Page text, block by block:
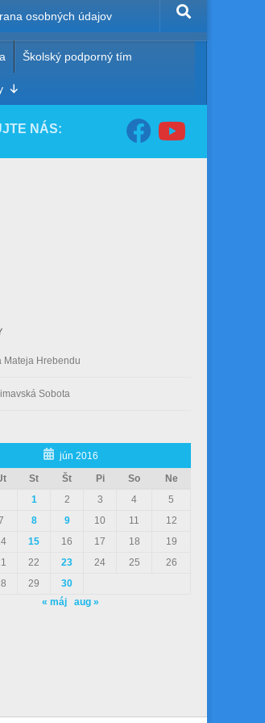
osobných údajov
Školský podporný tím
NÁS:
Mateja Hrebendu
Sobota
jún 2016
St Št Pi So
Ne
1
2 3 4
5
8 9 10 11
12
15 16 17 18
19
22 23 24 25
26
29
30
« máj
aug »